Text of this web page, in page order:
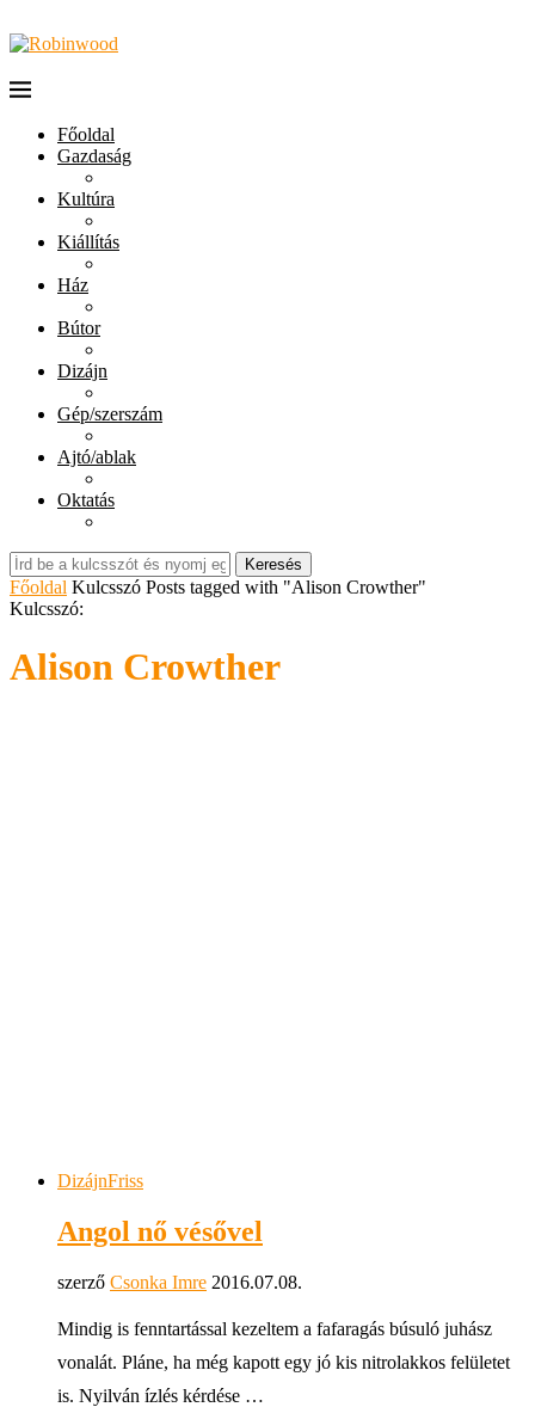
Főoldal
Gazdaság
Kultúra
Kiállítás
Ház
Bútor
Dizájn
Gép/szerszám
Ajtó/ablak
Oktatás
Keresés
Főoldal Kulcsszó Posts tagged with "Alison Crowther"
Kulcsszó:
Alison Crowther
DizájnFriss
Angol nő vésővel
szerző Csonka Imre 2016.07.08.
Mindig is fenntartással kezeltem a fafaragás búsuló juhász
vonalát. Pláne, ha még kapott egy jó kis nitrolakkos felületet
is. Nyilván ízlés kérdése …